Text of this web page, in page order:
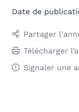
Date de
Partager
Télécharger
Signaler une